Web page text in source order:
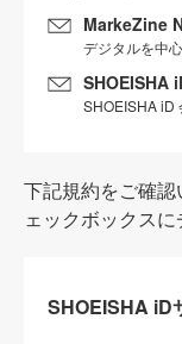
MarkeZine
デジタルを中
SHOEISHA
SHOEISHA iD
下記規約をご確
ェックボックスに
SHOEISHA iD